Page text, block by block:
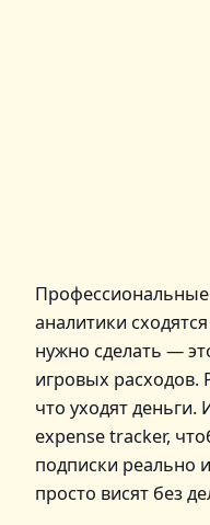
аналитики
нужно сделать —
игровых расходов.
что уходят деньги.
expense tracker,
подписки реально
просто висят без